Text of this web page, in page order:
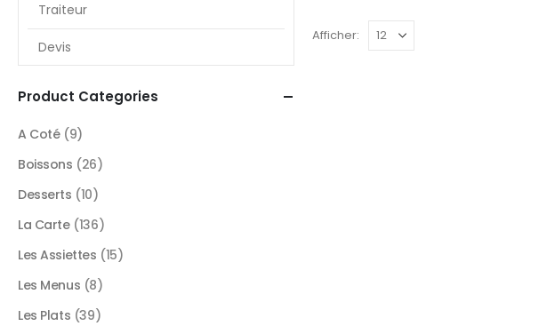
Afficher:
Traiteur
Devis
Product Categories
A Coté (9)
Boissons (26)
Desserts (10)
La Carte (136)
Les Assiettes (15)
Les Menus (8)
Les Plats (39)